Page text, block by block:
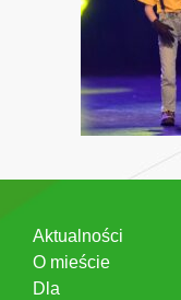
Aktualności
O mieście
Dla